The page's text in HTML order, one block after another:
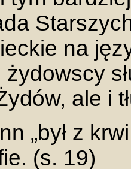
na
ale i
„był z
(s. 19)